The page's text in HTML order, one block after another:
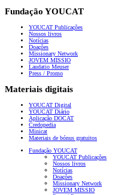
Fundação YOUCAT
YOUCAT Publicações
Nossos livros
Notícias
Doações
Missionary Network
JOVEM MISSIO
Laudatio Meuser
Press / Promo
Materiais digitais
YOUCAT Digital
YOUCAT Diário
Aplicação DOCAT
Credopedia
Minicat
Materiais de bónus gratuitos
Fundação YOUCAT
YOUCAT Publicações
Nossos livros
Notícias
Doações
Missionary Network
JOVEM MISSIO